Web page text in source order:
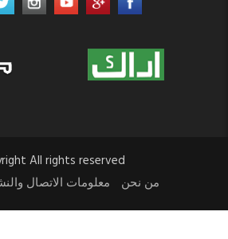
All rights reserved
من نحن
معلومات الاتصال